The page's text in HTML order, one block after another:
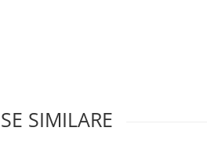
SIMILARE